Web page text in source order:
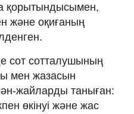
қорытындысымен,
және оқиғаның
сот сотталушының
мен жазасын
жайларды таныған:
өкінуі және жас